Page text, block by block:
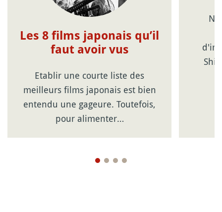
Les 8 films japonais qu’il
faut avoir vus
Etablir une courte liste des
meilleurs films japonais est bien
entendu une gageure. Toutefois,
pour alimenter…